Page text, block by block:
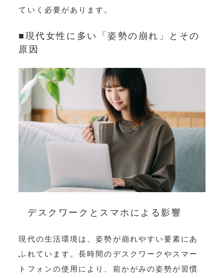
ていく必要があります。
■現代女性に多い「姿勢の崩れ」とその
原因
デスクワークとスマホによる影響
現代の生活環境は、姿勢が崩れやすい要素にあ
ふれています。長時間のデスクワークやスマー
トフォンの使用により、前かがみの姿勢が習慣